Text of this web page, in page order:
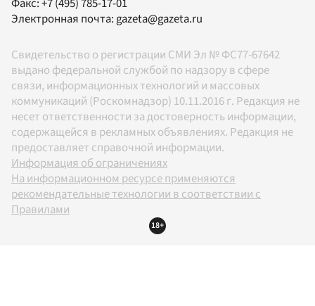
Факс:+7 (495) 785-17-01
Электронная почта:gazeta@gazeta.ru
Свидетельство о регистрации СМИ Эл № ФС77-67642
выдано федеральной службой по надзору в сфере
связи, информационных технологий и массовых
коммуникаций (Роскомнадзор) 10.11.2016 г. Редакция не
несет ответственности за достоверность информации,
содержащейся в рекламных объявлениях. Редакция не
предоставляет справочной информации.
Информация об ограничениях
На информационном ресурсе применяются
рекомендательные технологии в соответствии с
Правилами
18+